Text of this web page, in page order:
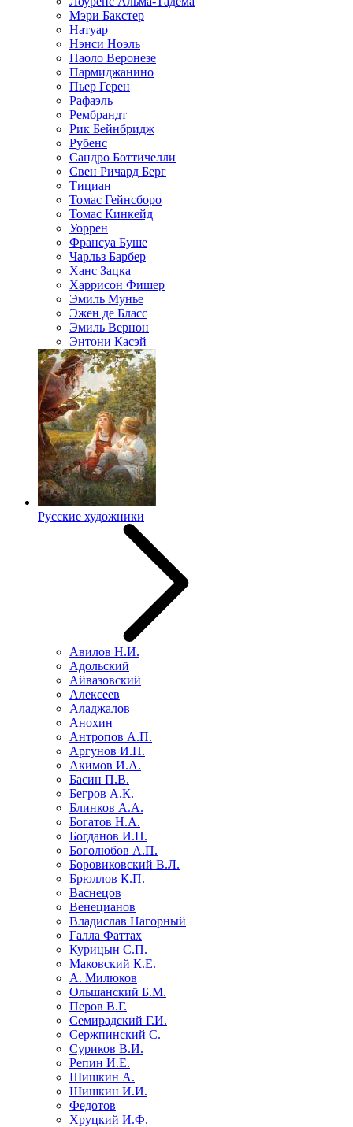
Мэри Бакстер
Натуар
Нэнси Ноэль
Паоло Веронезе
Пармиджанино
Пьер Герен
Рафаэль
Рембрандт
Рик Бейнбридж
Рубенс
Сандро Боттичелли
Свен Ричард Берг
Тициан
Томас Гейнсборо
Томас Кинкейд
Уоррен
Франсуа Буше
Чарльз Барбер
Ханс Зацка
Харрисон Фишер
Эмиль Мунье
Эжен де Бласс
Эмиль Вернон
Энтони Касэй
Русские художники
Авилов Н.И.
Адольский
Айвазовский
Алексеев
Аладжалов
Анохин
Антропов А.П.
Аргунов И.П.
Акимов И.А.
Басин П.В.
Бегров А.К.
Блинков А.А.
Богатов Н.А.
Богданов И.П.
Боголюбов А.П.
Боровиковский В.Л.
Брюллов К.П.
Васнецов
Венецианов
Владислав Нагорный
Галла Фаттах
Курицын С.П.
Маковский К.Е.
А. Милюков
Ольшанский Б.М.
Перов В.Г.
Семирадский Г.И.
Сержпинский С.
Суриков В.И.
Репин И.Е.
Шишкин А.
Шишкин И.И.
Федотов
Хруцкий И.Ф.